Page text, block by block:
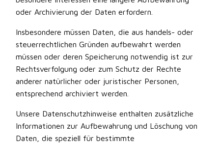
oder Archivierung der Daten erfordern.
Insbesondere müssen Daten, die aus handels- oder
steuerrechtlichen Gründen aufbewahrt werden
müssen oder deren Speicherung notwendig ist zur
Rechtsverfolgung oder zum Schutz der Rechte
anderer natürlicher oder juristischer Personen,
entsprechend archiviert werden.
Unsere Datenschutzhinweise enthalten zusätzliche
Informationen zur Aufbewahrung und Löschung von
Daten, die speziell für bestimmte